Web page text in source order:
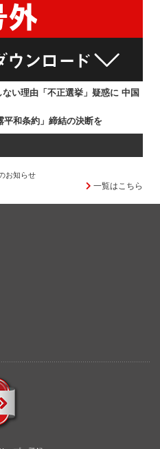
い理由「不正選挙」疑惑に 中国
和条約」締結の決断を
お知らせ
一覧はこちら